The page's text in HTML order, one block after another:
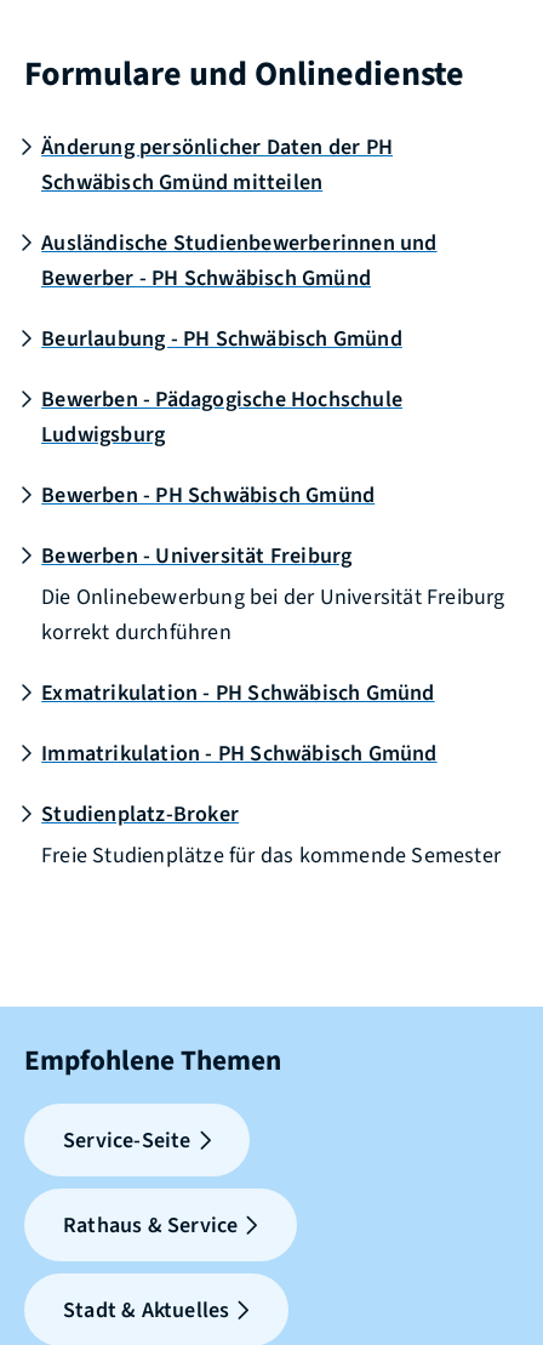
Formulare und Onlinedienste
Änderung persönlicher Daten der PH
Schwäbisch Gmünd mitteilen
Ausländische Studienbewerberinnen und
Bewerber - PH Schwäbisch Gmünd
Beurlaubung - PH Schwäbisch Gmünd
Bewerben - Pädagogische Hochschule
Ludwigsburg
Bewerben - PH Schwäbisch Gmünd
Bewerben - Universität Freiburg
Die Onlinebewerbung bei der Universität Freiburg
korrekt durchführen
Exmatrikulation - PH Schwäbisch Gmünd
Immatrikulation - PH Schwäbisch Gmünd
Studienplatz-Broker
Freie Studienplätze für das kommende Semester
Empfohlene Themen
Service-Seite
Rathaus & Service
Stadt & Aktuelles